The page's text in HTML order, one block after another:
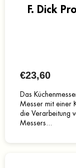
F. Dick
€23,60
Das
Messer mit einer
die Verarbeitung
Messers...